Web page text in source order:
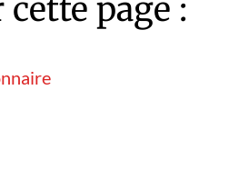
page :